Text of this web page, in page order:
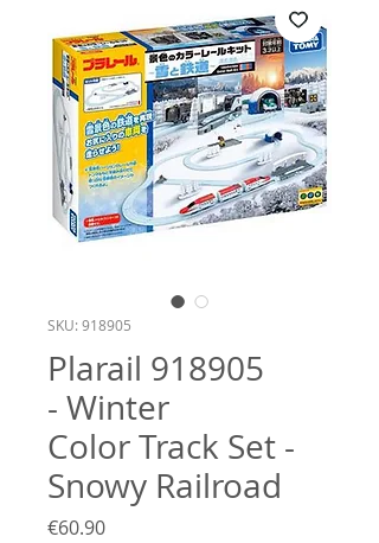
SKU: 918905
Plarail 918905
- Winter
Color Track Set -
Snowy Railroad
€60.90Price